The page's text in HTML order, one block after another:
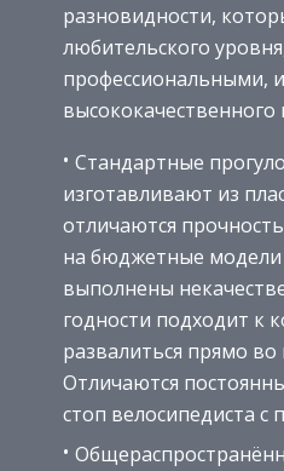
разновидности,
любительского
профессиональными,
высококачественного
Стандартные
изготавливают из
отличаются
на бюджетные модели
выполнены
годности подходит к
развалиться прямо
Отличаются
стоп велосипедиста с